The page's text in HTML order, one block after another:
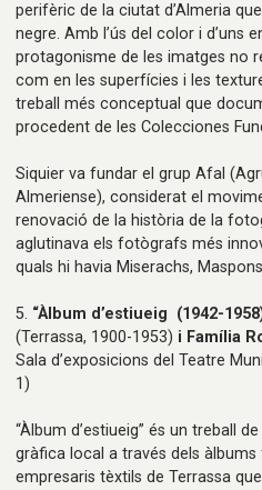
perifèric de la ciutat d’Almeria
negre. Amb l’ús del color i d’uns
protagonisme de les imatges no
com en les superfícies i les
treball més conceptual que
procedent de les Colecciones
Siquier va fundar el grup Afal
Almeriense), considerat el
renovació de la història de la
aglutinava els fotògrafs més
quals hi havia Miserachs,
5. “Àlbum d’estiueig (1942-
(Terrassa, 1900-1953) i Família
Sala d’exposicions del Teatre
1)
“Àlbum d’estiueig” és un treball
gràfica local a través dels
empresaris tèxtils de Terrassa